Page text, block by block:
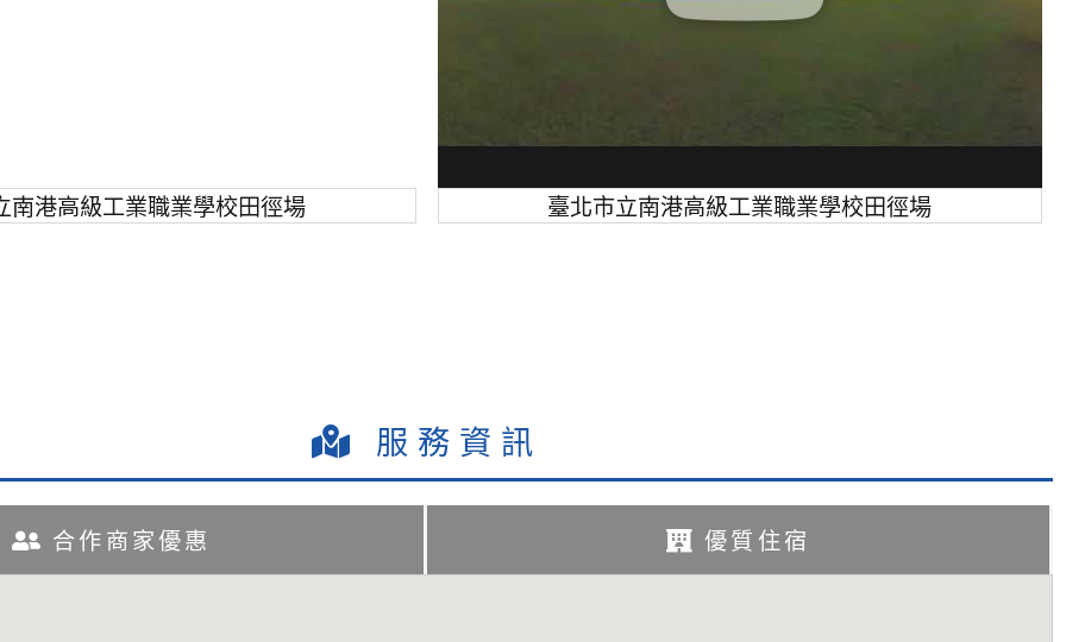
南港高級工業職業學校田徑場 臺北市立南港高級工業職業學校田徑場
服務資訊
合作商家優惠 優質住宿